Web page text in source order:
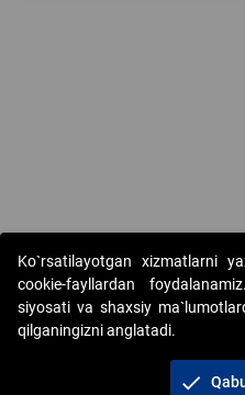
Copyright © 2017-2026.
AJ. Barcha huquqlar himoyalangan
Ko`rsatilayotgan xizmatlarni
cookie-fayllardan
siyosati va shaxsiy
qilganingizni anglatadi.
check